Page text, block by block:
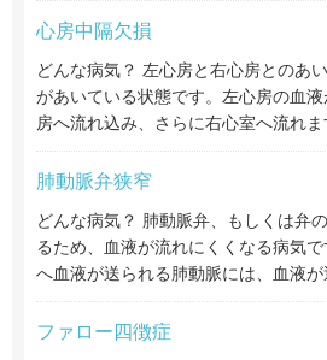
心房中隔欠損
どんな病気？ 左心房と右心房とのあ
があいている状態です。左心房の血
房へ流れ込み、さらに右心室へ流れ
肺動脈弁狭窄
どんな病気？ 肺動脈弁、もしくは弁
るため、血液が流れにくくなる病気
へ血液が送られる肺動脈には、血液
ファロー四徴症